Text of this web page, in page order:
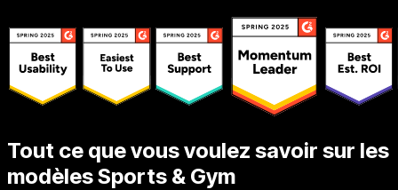
Tout ce que vous voulez savoir sur les
modèles Sports & Gym